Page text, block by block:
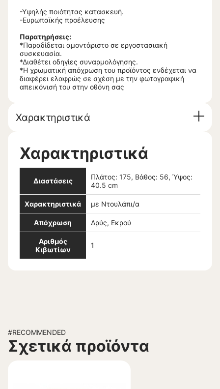
-Υψηλής ποιότητας κατασκευή.
-Ευρωπαϊκής προέλευσης
Παρατηρήσεις:
*Παραδίδεται αμοντάριστο σε εργοστασιακή
συσκευασία.
*Διαθέτει οδηγίες συναρμολόγησης.
*Η χρωματική απόχρωση του προϊόντος ενδέχεται να
διαφέρει ελαφρώς σε σχέση με την φωτογραφική
απεικόνισή του στην οθόνη σας
Χαρακτηριστικά
Χαρακτηριστικά
Διαστάσεις
Πλάτος: 175, Βάθος: 56, Ύψος:
40.5 cm
Χαρακτηριστικά με Ντουλάπι/α
Απόχρωση Δρύς, Εκρού
Αριθμός
Κιβωτίων
1
#RECOMMENDED
Σχετικά προϊόντα